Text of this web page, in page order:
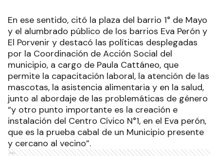
En ese sentido, citó la plaza del barrio 1° de Mayo
y el alumbrado público de los barrios Eva Perón y
El Porvenir y destacó las políticas desplegadas
por la Coordinación de Acción Social del
municipio, a cargo de Paula Cattáneo, que
permite la capacitación laboral, la atención de las
mascotas, la asistencia alimentaria y en la salud,
junto al abordaje de las problemáticas de género
“y otro punto importante es la creación e
instalación del Centro Cívico N°1, en el Eva perón,
que es la prueba cabal de un Municipio presente
y cercano al vecino”.
Ads